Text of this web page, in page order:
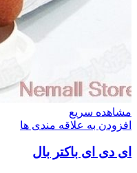
مشاهده سریع
افزودن به علاقه مندی ها
ای دی ای باکتر بال